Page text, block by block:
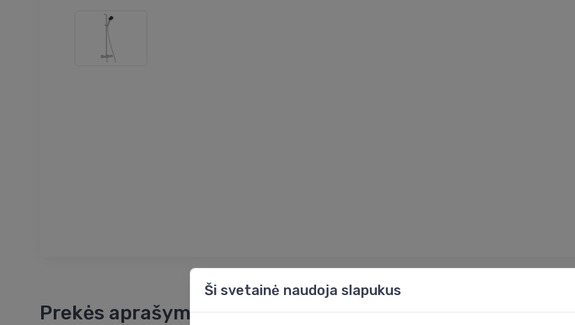
Prekės aprašymas
Ši svetainė naudoja slapukus